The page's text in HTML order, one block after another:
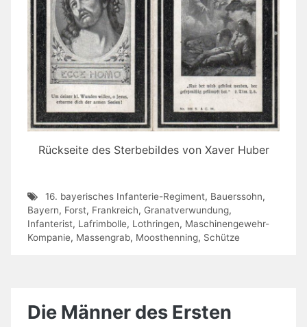
Rückseite des Sterbebildes von Xaver Huber
16. bayerisches Infanterie-Regiment, Bauerssohn,
Bayern, Forst, Frankreich, Granatverwundung,
Infanterist, Lafrimbolle, Lothringen, Maschinengewehr-
Kompanie, Massengrab, Moosthenning, Schütze
Die Männer des Ersten